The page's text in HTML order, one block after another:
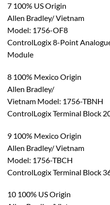
7 100% US Origin
Allen Bradley/ Vietnam
Model: 1756-OF8
ControlLogix 8-Point
Module
8 100% Mexico Origin
Allen Bradley/
Vietnam Model: 1756-TBNH
ControlLogix Terminal Block
9 100% Mexico Origin
Allen Bradley/ Vietnam
Model: 1756-TBCH
ControlLogix Terminal Block
10 100% US Origin